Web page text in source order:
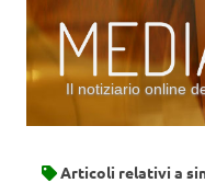
Il notiziario online
Articoli relativi a